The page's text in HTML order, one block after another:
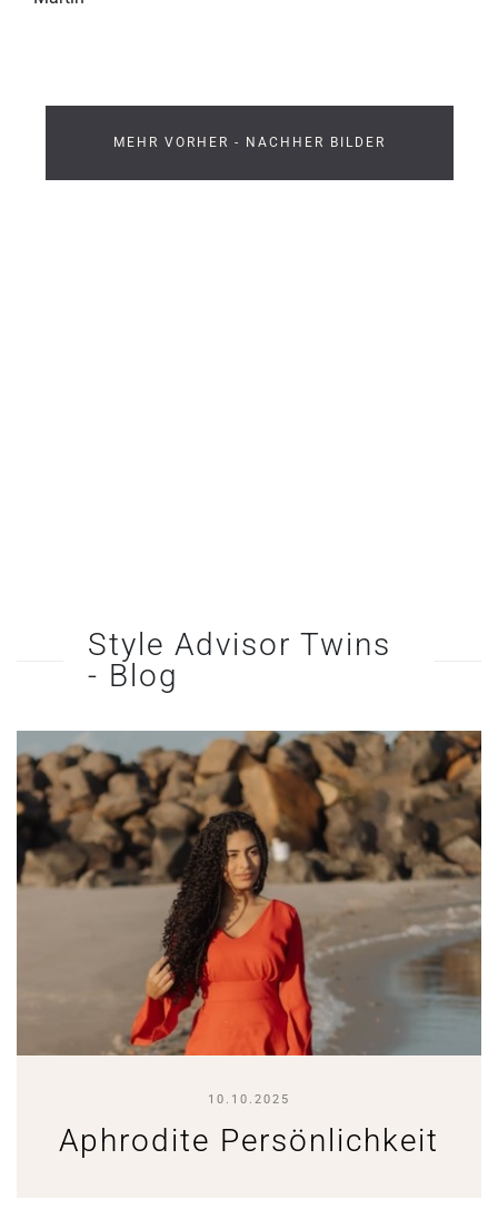
MEHR VORHER - NACHHER BILDER
Style Advisor Twins
- Blog
10.10.2025
Aphrodite Persönlichkeit